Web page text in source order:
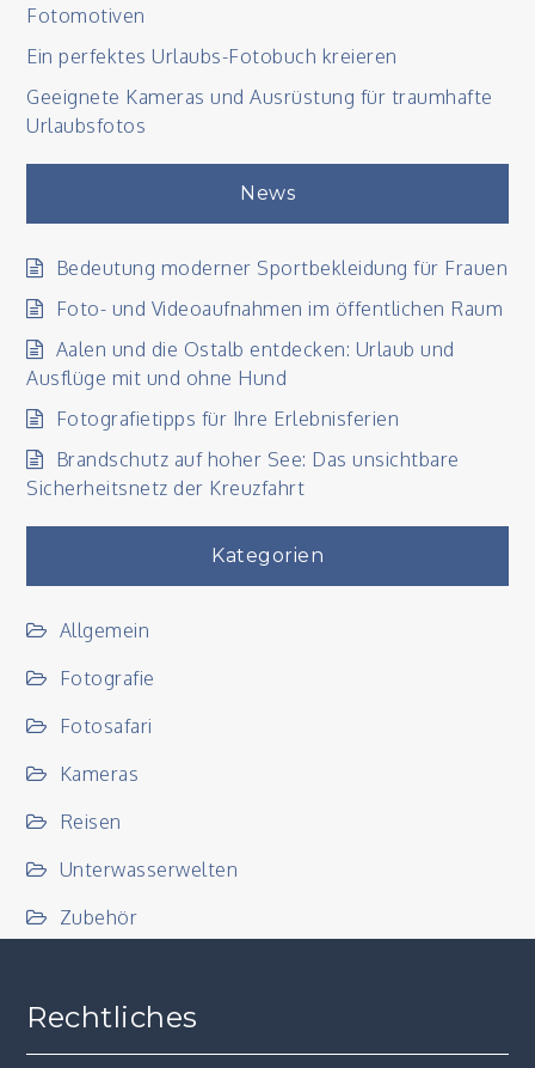
Fotomotiven
Ein perfektes Urlaubs-Fotobuch kreieren
Geeignete Kameras und Ausrüstung für traumhafte
Urlaubsfotos
News
Bedeutung moderner Sportbekleidung für Frauen
Foto- und Videoaufnahmen im öffentlichen Raum
Aalen und die Ostalb entdecken: Urlaub und
Ausflüge mit und ohne Hund
Fotografietipps für Ihre Erlebnisferien
Brandschutz auf hoher See: Das unsichtbare
Sicherheitsnetz der Kreuzfahrt
Kategorien
Allgemein
Fotografie
Fotosafari
Kameras
Reisen
Unterwasserwelten
Zubehör
Rechtliches